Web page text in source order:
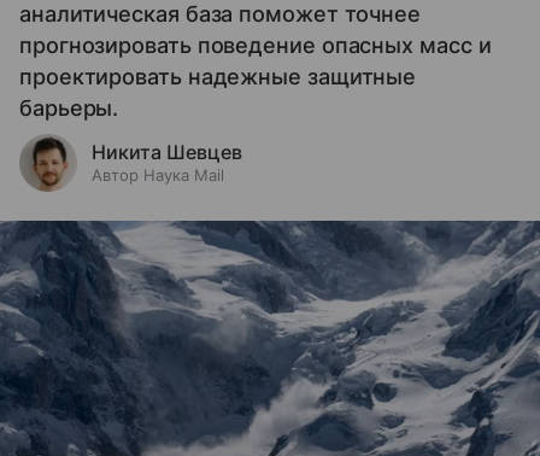
аналитическая база поможет точнее
прогнозировать поведение опасных масс и
проектировать надежные защитные
барьеры.
Никита Шевцев
Автор Наука Mail